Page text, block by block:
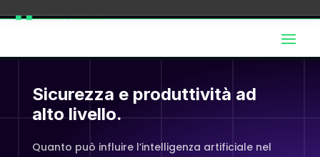
Sicurezza e produttività ad
alto livello.
Quanto può influire l’intelligenza artificiale nel